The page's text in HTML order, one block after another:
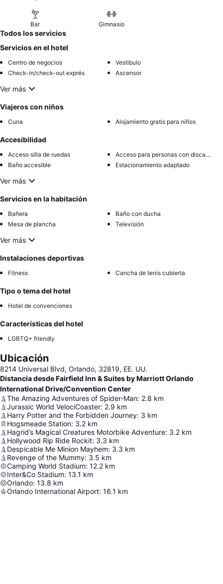
Bar Gimnasio
Todos los servicios
Servicios en el hotel
Centro de negocios
Vestibulo
Check-in/check-out exprés
Ascensor
Ver más
Viajeros con niños
Cuna Alojamiento gratis para niños
Accesibilidad
Acceso silla de ruedas
Acceso para personas con discapacidad
Baño accesible
Estacionamiento adaptado
Ver más
Servicios en la habitación
Bañera
Baño con ducha
Mesa de plancha
Televisión
Ver más
Instalaciones deportivas
Fitness Cancha de tenis cubierta
Tipo o tema del hotel
Hotel de convenciones
Características del hotel
LGBTQ+ friendly
Ubicación
8214 Universal Blvd, Orlando, 32819, EE. UU.
Distancia desde Fairfield Inn & Suites by Marriott Orlando
International Drive/Convention Center
The Amazing Adventures of Spider-Man: 2.8 km
Jurassic World VelociCoaster: 2.9 km
Harry Potter and the Forbidden Journey: 3 km
Hogsmeade Station: 3.2 km
Hagrid’s Magical Creatures Motorbike Adventure: 3.2 km
Hollywood Rip Ride Rockit: 3.3 km
Despicable Me Minion Mayhem: 3.3 km
Revenge of the Mummy: 3.5 km
Camping World Stadium: 12.2 km
Inter&Co Stadium: 13.1 km
Orlando: 13.8 km
Orlando International Airport: 16.1 km